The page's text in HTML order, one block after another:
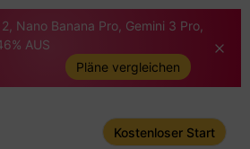
Nano Banana Pro, Gemini 3 Pro,
AUS
Pläne vergleichen
Kostenloser Start